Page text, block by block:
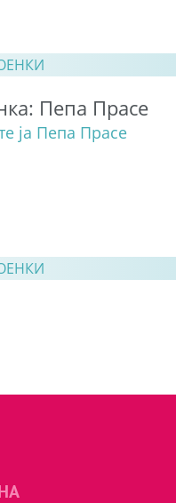
Пепа Прасе
ја Пепа Прасе